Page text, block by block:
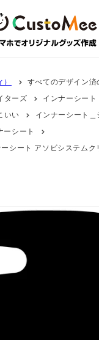
すべてのデザイン済
ターズ
インナーシート
いい
インナーシート＿
シート
シート アソビシステムク